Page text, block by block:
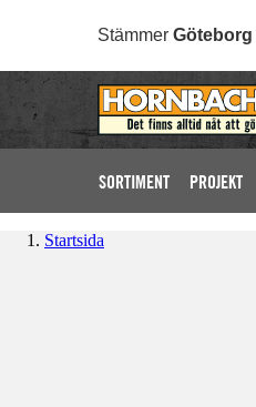
Stämmer Göteborg
SORTIMENT PROJEKT
Startsida